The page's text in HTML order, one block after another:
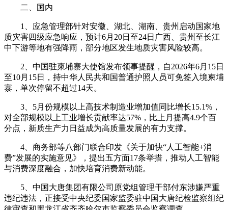
二、国内
1、应急管理部针对安徽、湖北、湖南、贵州启动国家地
质灾害四级应急响应，预计6月20日至24日广西、贵州至长江
中下游等地有强降雨，部分地区发生地质灾害风险较高。
2、中国驻柬埔寨大使馆发布领事提醒，自2026年6月15日
至10月15日，持中华人民共和国普通护照人员可免签入境柬埔
寨，单次停留不超过14天。
3、5月份规模以上高技术制造业增加值同比增长15.1%，
对全部规模以上工业增长贡献率达57%，比上月提高4.9个百
分点，新质生产力日益成为高质量发展的有力支撑。
4、商务部等八部门联合印发《关于加快“人工智能+消
费”发展的实施意见》，提出五方面17条举措，推动人工智能
与消费深度融合，加快培育消费新动能。
5、中国大唐集团有限公司原党组管理干部付东涉嫌严重
违纪违法，正接受中央纪委国家监委驻中国大唐纪检监察组纪